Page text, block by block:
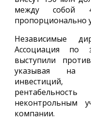
между собой
пропорционально
Независимые
Ассоциация по
выступили
указывая на
неконтрольным
компании.